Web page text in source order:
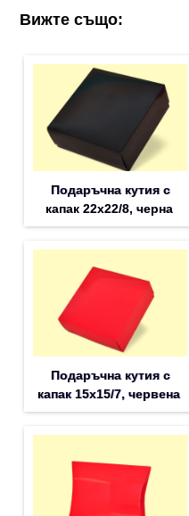
Вижте също:
Подаръчна кутия с
капак 22x22/8, черна
Подаръчна кутия с
капак 15x15/7, червена